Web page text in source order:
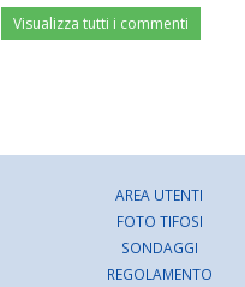
Visualizza tutti i commenti
AREA UTENTI
FOTO TIFOSI
SONDAGGI
REGOLAMENTO